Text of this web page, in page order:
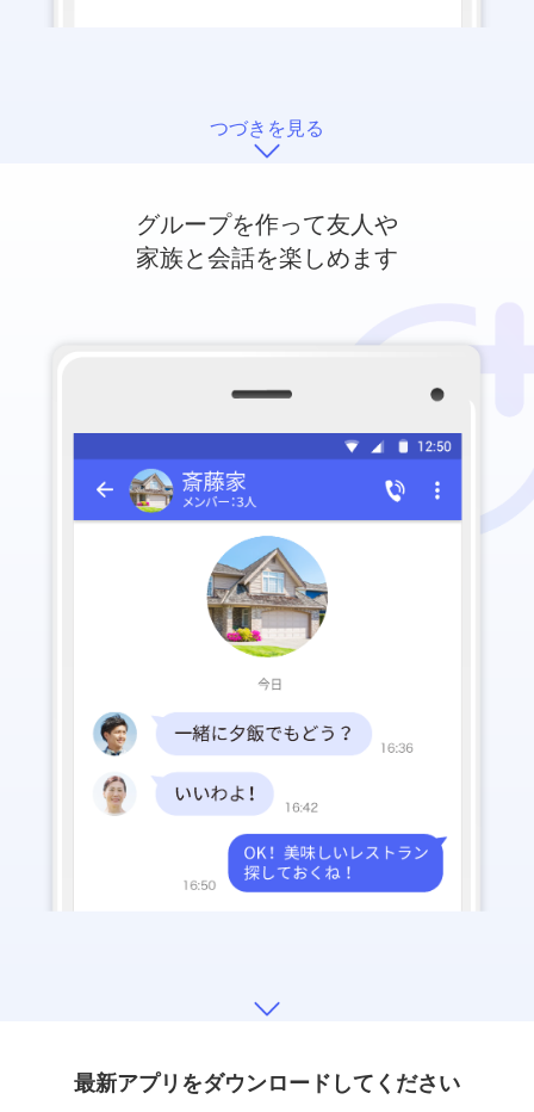
つづきを見る
グループを作って友人や
家族と会話を楽しめます
最新アプリをダウンロードしてください